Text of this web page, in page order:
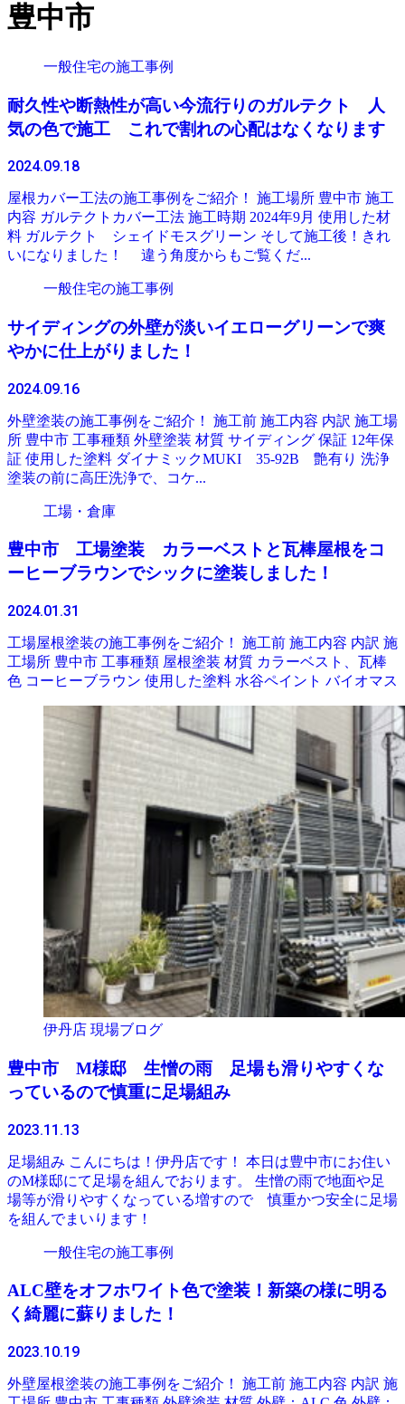
豊中市
一般住宅の施工事例
耐久性や断熱性が高い今流行りのガルテクト 人
気の色で施工 これで割れの心配はなくなります
2024.09.18
屋根カバー工法の施工事例をご紹介！ 施工場所 豊中市 施工
内容 ガルテクトカバー工法 施工時期 2024年9月 使用した材
料 ガルテクト シェイドモスグリーン そして施工後！きれ
いになりました！ 違う角度からもご覧くだ...
一般住宅の施工事例
サイディングの外壁が淡いイエローグリーンで爽
やかに仕上がりました！
2024.09.16
外壁塗装の施工事例をご紹介！ 施工前 施工内容 内訳 施工場
所 豊中市 工事種類 外壁塗装 材質 サイディング 保証 12年保
証 使用した塗料 ダイナミックMUKI 35-92B 艶有り 洗浄
塗装の前に高圧洗浄で、コケ...
工場・倉庫
豊中市 工場塗装 カラーベストと瓦棒屋根をコ
ーヒーブラウンでシックに塗装しました！
2024.01.31
工場屋根塗装の施工事例をご紹介！ 施工前 施工内容 内訳 施
工場所 豊中市 工事種類 屋根塗装 材質 カラーベスト、瓦棒
色 コーヒーブラウン 使用した塗料 水谷ペイント バイオマス
伊丹店 現場ブログ
豊中市 M様邸 生憎の雨 足場も滑りやすくな
っているので慎重に足場組み
2023.11.13
足場組み こんにちは！伊丹店です！ 本日は豊中市にお住い
のM様邸にて足場を組んでおります。 生憎の雨で地面や足
場等が滑りやすくなっている増すので 慎重かつ安全に足場
を組んでまいります！
一般住宅の施工事例
ALC壁をオフホワイト色で塗装！新築の様に明る
く綺麗に蘇りました！
2023.10.19
外壁屋根塗装の施工事例をご紹介！ 施工前 施工内容 内訳 施